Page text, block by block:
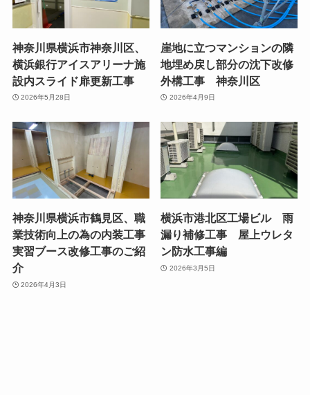
神奈川県横浜市神奈川区、
横浜銀行アイスアリーナ施
設内スライド扉更新工事
2026年5月28日
崖地に立つマンションの隣
地埋め戻し部分の沈下改修
外構工事 神奈川区
2026年4月9日
神奈川県横浜市鶴見区、職
業技術向上の為の内装工事
実習ブース改修工事のご紹
介
2026年4月3日
横浜市港北区工場ビル 雨
漏り補修工事 屋上ウレタ
ン防水工事編
2026年3月5日